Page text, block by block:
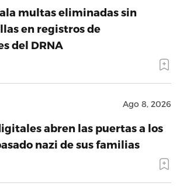
multas eliminadas sin
en registros de
del DRNA
Ago 8, 2026
abren las puertas a los
nazi de sus familias